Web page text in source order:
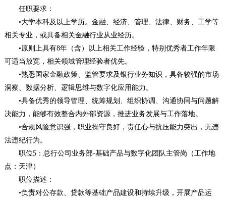
任职要求：
•大学本科及以上学历。金融、经济、管理、法律、财务、工学等
相关专业，或具备相关金融行业从业经历。
•原则上具有8年（含）以上相关工作经验，特别优秀者工作年限
可适当放宽，相关领域管理经验者优先。
•熟悉国家金融政策、监管要求及银行业务知识，具备较强的市场
洞察、数据分析、逻辑思维与数字化应用能力。
•具备优秀的领导管理、统筹规划、组织协调、沟通协同与问题解
决能力，能够有效整合内外部资源，推进业务发展与工作落地。
•合规风险意识强，职业操守良好，责任心与抗压能力突出，无违
法违纪行为。
职位5：总行公司业务部-基础产品与数字化团队主管岗（工作地
点：天津）
职位描述：
•负责对公存款、贷款等基础产品建设和持续升级，开展产品运